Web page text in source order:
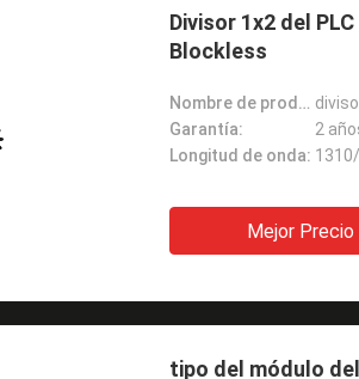
Divisor 1x2 del
Blockless
Nombre de producto:
Garantía:
2
Longitud de onda:
Mejor Precio
tipo del módulo